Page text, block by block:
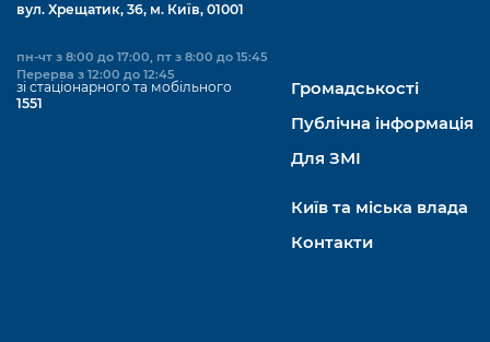
вул. Хрещатик, 36, м. Київ, 01001
пн-чт з 8:00 до 17:00, пт з 8:00 до 15:45
Перерва з 12:00 до 12:45
зі стаціонарного та мобільного
1551
Громадськості
Публічна інформація
Для ЗМІ
Київ та міська влада
Контакти